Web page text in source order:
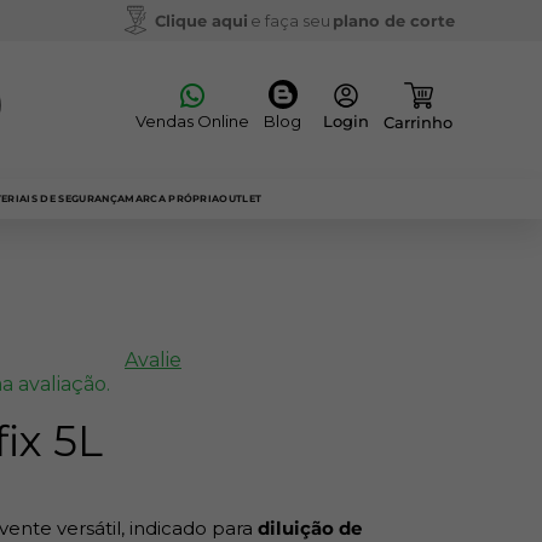
Clique aqui e faça seu plano de corte
Vendas Online Blog
DE SEGURANÇAMARCA PRÓPRIAOUTLET
avaliação.
Avalie
5L
versátil, indicado para diluição de